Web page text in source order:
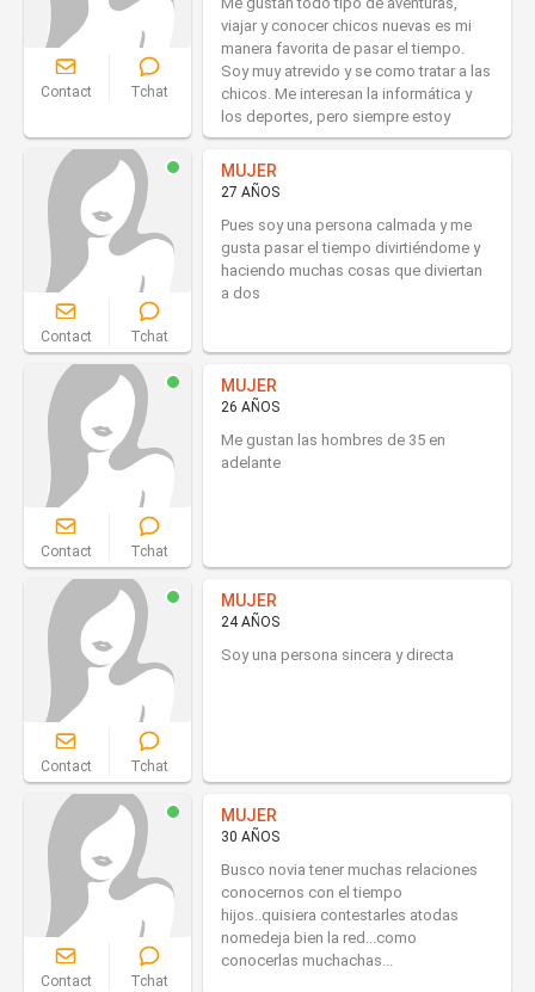
Contact Tchat
viajar y conocer chicos nuevas es mi
manera favorita de pasar el tiempo.
Soy muy atrevido y se como tratar a las
chicos. Me interesan la informática y
los deportes, pero siempre estoy
Contact Tchat
MUJER
27 AÑOS
Pues soy una persona calmada y me
gusta pasar el tiempo divirtiéndome y
haciendo muchas cosas que diviertan
a dos
Contact Tchat
MUJER
26 AÑOS
Me gustan las hombres de 35 en
adelante
Contact Tchat
MUJER
24 AÑOS
Soy una persona sincera y directa
Contact Tchat
MUJER
30 AÑOS
Busco novia tener muchas relaciones
conocernos con el tiempo
hijos..quisiera contestarles atodas
nomedeja bien la red...como
conocerlas muchachas...